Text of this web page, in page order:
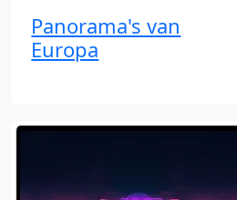
Panorama's van
Europa